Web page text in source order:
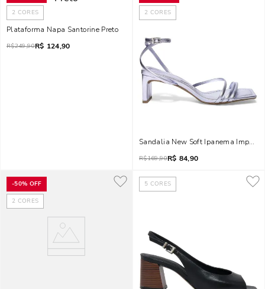
2 CORES
Plataforma Napa Santorine Preto
R$249,90R$ 124,90
2 CORES
Sandalia New Soft Ipanema Imperial
R$169,90R$ 84,90
-50% OFF
2 CORES
5 CORES